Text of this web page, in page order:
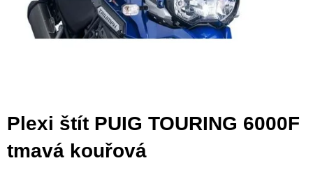
Plexi štít PUIG TOURING 6000F
tmavá kouřová